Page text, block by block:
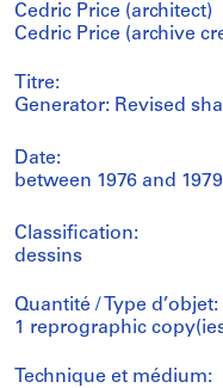
Cedric Price (architect)
Cedric Price (archive
Titre:
Generator: Revised
Date:
between 1976 and 1979
Classification:
dessins
Quantité / Type d’objet:
1 reprographic
Technique et médium: